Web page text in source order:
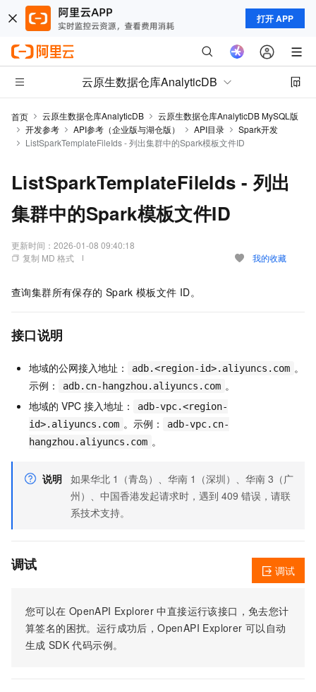
打开 APP
云原生数据仓库AnalyticDB
首页 云原生数据仓库AnalyticDB
云原生数据仓库AnalyticDB MySQL版
开发参考
API参考（企业版与湖仓版） API目录
Spark开发
ListSparkTemplateFileIds - 列出集群中的Spark模板文件ID
ListSparkTemplateFileIds - 列出
集群中的Spark模板文件ID
更新时间： 2026-01-08 09:40:18
复制 MD 格式
我的收藏
查询集群所有保存的 Spark 模板文件 ID。
接口说明
地域的公网接入地址： adb.<region-id>.aliyuncs.com 。
示例：
adb.cn-hangzhou.aliyuncs.com 。
地域的 VPC 接入地址：
adb-vpc.<region-
id>.aliyuncs.com 。示例：
adb-vpc.cn-
hangzhou.aliyuncs.com 。
说明 如果华北 1（青岛）、华南 1（深圳）、华南 3（广
州）、中国香港发起请求时，遇到 409 错误，请联
系技术支持。
调试
您可以在 OpenAPI Explorer 中直接运行该接口，免去您计
算签名的困扰。运行成功后，OpenAPI Explorer 可以自动
生成 SDK 代码示例。
调试